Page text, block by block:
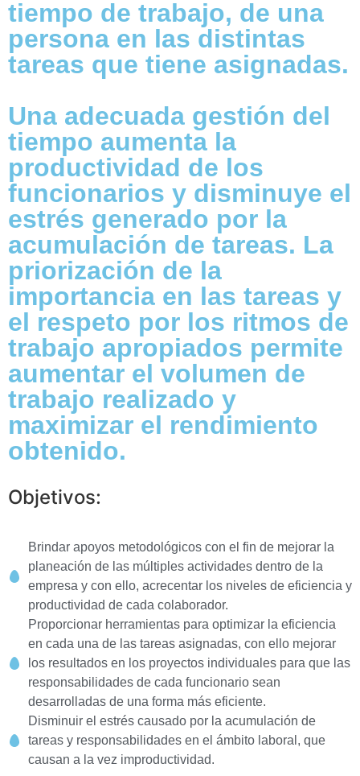
tiempo de trabajo, de una
persona en las distintas
tareas que tiene asignadas.
Una adecuada gestión del
tiempo aumenta la
productividad de los
funcionarios y disminuye el
estrés generado por la
acumulación de tareas. La
priorización de la
importancia en las tareas y
el respeto por los ritmos de
trabajo apropiados permite
aumentar el volumen de
trabajo realizado y
maximizar el rendimiento
obtenido.
Objetivos:
Brindar apoyos metodológicos con el fin de mejorar la
planeación de las múltiples actividades dentro de la
empresa y con ello, acrecentar los niveles de eficiencia y
productividad de cada colaborador.
Proporcionar herramientas para optimizar la eficiencia
en cada una de las tareas asignadas, con ello mejorar
los resultados en los proyectos individuales para que las
responsabilidades de cada funcionario sean
desarrolladas de una forma más eficiente.
Disminuir el estrés causado por la acumulación de
tareas y responsabilidades en el ámbito laboral, que
causan a la vez improductividad.